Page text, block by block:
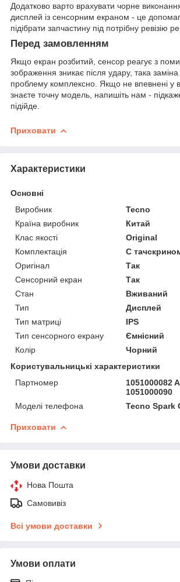
Додатково варто врахувати чорне
дисплей із сенсорним екраном - це
підібрати запчастину під потрібну ревізію
Перед замовленням
Якщо екран розбитий, сенсор реагує з
зображення зникає після удару, така
проблему комплексно. Якщо не впевнені у
знаєте точну модель, напишіть нам -
підійде.
Приховати
Характеристики
Основні
Виробник
Tecno
Країна виробник
Китай
Клас якості
Original
Комплектація
С
Оригінал
Так
Сенсорний екран
Так
Стан
Вживаний
Тип
Дисплей
Тип матриці
IPS
Тип сенсорного екрану
Ємнісний
Колір
Чорний
Користувальницькі характеристики
Партномер
1051000082
1051000090
Моделі телефона
Tecno Spark
Приховати
Умови доставки
Нова Пошта
Самовивіз
Всі умови доставки
Умови оплати